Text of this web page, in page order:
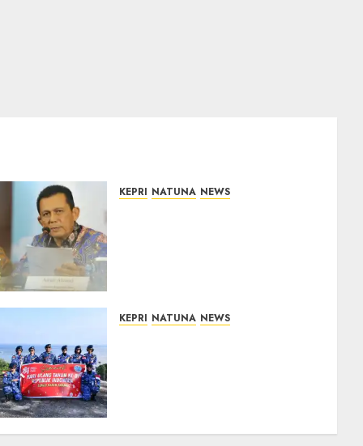
KEPRI NATUNA NEWS
KEPRI NATUNA NEWS
07/08/2026 0